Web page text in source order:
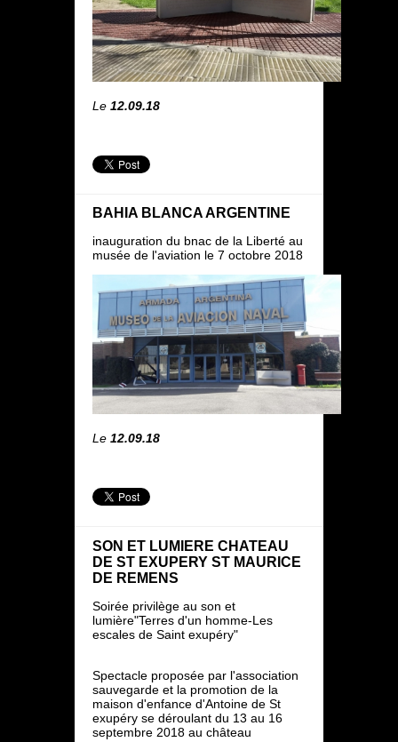
Le 12.09.18
BAHIA BLANCA ARGENTINE
inauguration du bnac de la Liberté au
musée de l'aviation le 7 octobre 2018
Le 12.09.18
SON ET LUMIERE CHATEAU
DE ST EXUPERY ST MAURICE
DE REMENS
Soirée privilège au son et
lumière"Terres d'un homme-Les
escales de Saint exupéry"
Spectacle proposée par l'association
sauvegarde et la promotion de la
maison d'enfance d'Antoine de St
exupéry se déroulant du 13 au 16
septembre 2018 au château